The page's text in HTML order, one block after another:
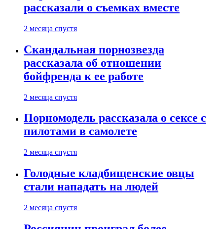
рассказали о съемках вместе
2 месяца спустя
Скандальная порнозвезда
рассказала об отношении
бойфренда к ее работе
2 месяца спустя
Порномодель рассказала о сексе с
пилотами в самолете
2 месяца спустя
Голодные кладбищенские овцы
стали нападать на людей
2 месяца спустя